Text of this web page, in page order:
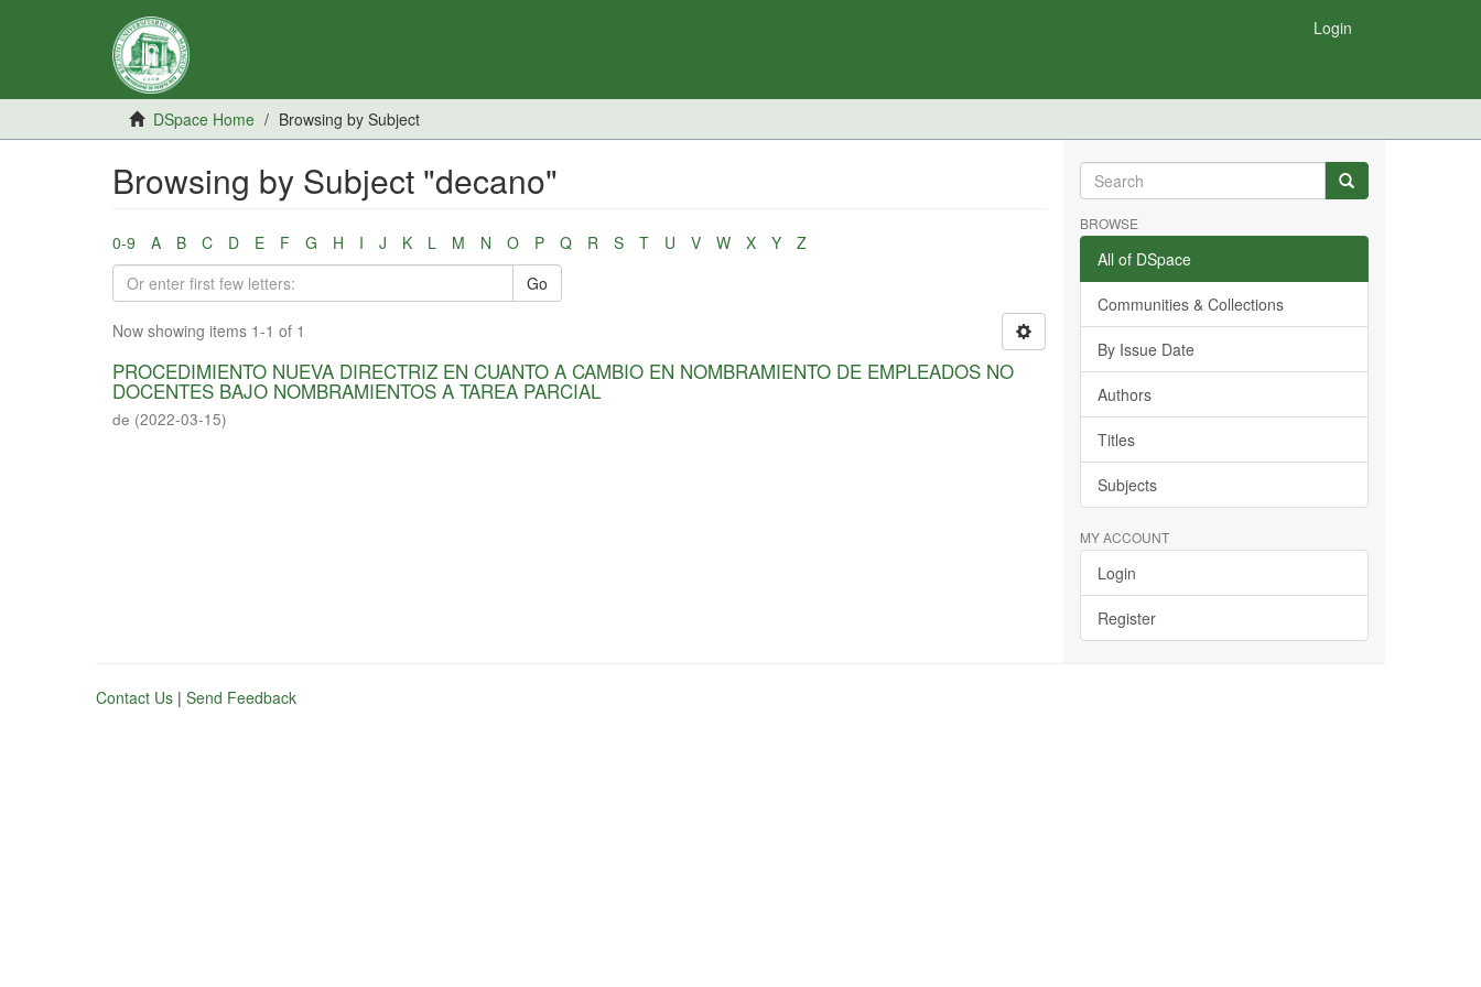
Login
DSpace Home Browsing by Subject
Browsing by Subject "decano"
0-9 A B C D E F G H I J K L M N O P Q R S T U V W X Y
Z
Go
Now showing items 1-1 of 1
PROCEDIMIENTO NUEVA DIRECTRIZ EN CUANTO A CAMBIO EN NOMBRAMIENTO DE EMPLEADOS NO
DOCENTES BAJO NOMBRAMIENTOS A TAREA PARCIAL
de (2022-03-15)
BROWSE
All of DSpace
Communities & Collections
By Issue Date
Authors
Titles
Subjects
MY ACCOUNT
Login
Register
Contact Us | Send Feedback